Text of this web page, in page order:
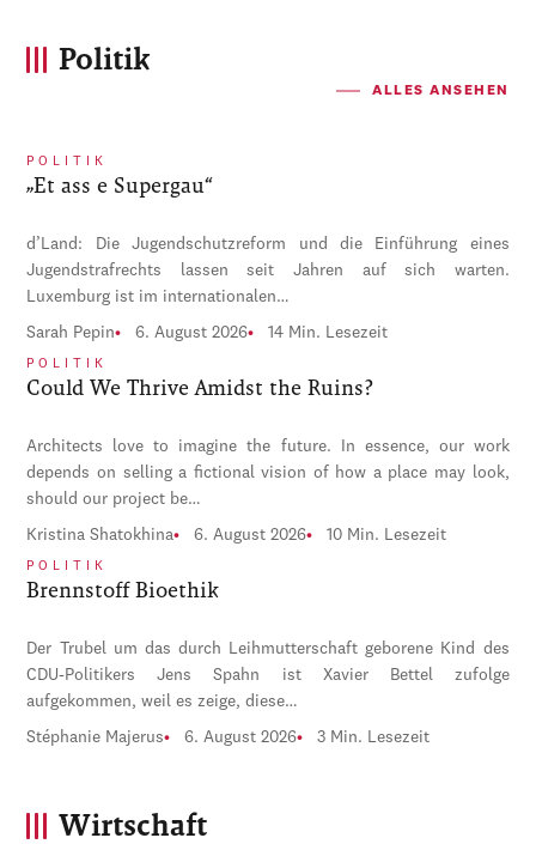
Politik
ALLES ANSEHEN
POLITIK
„Et ass e Supergau“
d’Land: Die Jugendschutzreform und die Einführung eines
Jugendstrafrechts lassen seit Jahren auf sich warten.
Luxemburg ist im internationalen…
Sarah Pepin 6. August 2026 14 Min. Lesezeit
POLITIK
Could We Thrive Amidst the Ruins?
Architects love to imagine the future. In essence, our work
depends on selling a fictional vision of how a place may look,
should our project be…
Kristina Shatokhina 6. August 2026 10 Min. Lesezeit
POLITIK
Brennstoff Bioethik
Der Trubel um das durch Leihmutterschaft geborene Kind des
CDU-Politikers Jens Spahn ist Xavier Bettel zufolge
aufgekommen, weil es zeige, diese…
Stéphanie Majerus 6. August 2026 3 Min. Lesezeit
Wirtschaft